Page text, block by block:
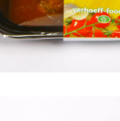
Spaghetti menu met
gehaktballetjes en